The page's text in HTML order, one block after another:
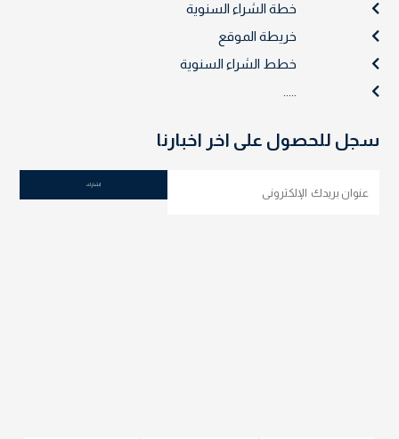
خطة الشراء السنوية
خريطة الموقع
خطط الشراء السنوية
سجل للحصول على اخر اخبارنا